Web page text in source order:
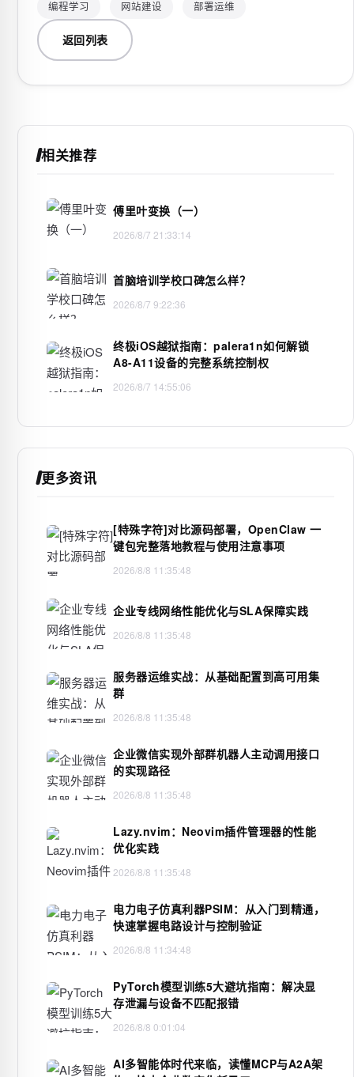
编程学习 网站建设 部署运维
返回列表
相关推荐
傅里叶变换（一）
2026/8/7 21:33:14
首脑培训学校口碑怎么样？
2026/8/7 9:22:36
终极iOS越狱指南：palera1n如何解锁
A8-A11设备的完整系统控制权
2026/8/7 14:55:06
更多资讯
[特殊字符]对比源码部署，OpenClaw 一
键包完整落地教程与使用注意事项
2026/8/8 11:35:48
企业专线网络性能优化与SLA保障实践
2026/8/8 11:35:48
服务器运维实战：从基础配置到高可用集
群
2026/8/8 11:35:48
企业微信实现外部群机器人主动调用接口
的实现路径
2026/8/8 11:35:48
Lazy.nvim：Neovim插件管理器的性能
优化实践
2026/8/8 11:35:48
电力电子仿真利器PSIM：从入门到精通，
快速掌握电路设计与控制验证
2026/8/8 11:34:48
PyTorch模型训练5大避坑指南：解决显
存泄漏与设备不匹配报错
2026/8/8 0:01:04
AI多智能体时代来临，读懂MCP与A2A架